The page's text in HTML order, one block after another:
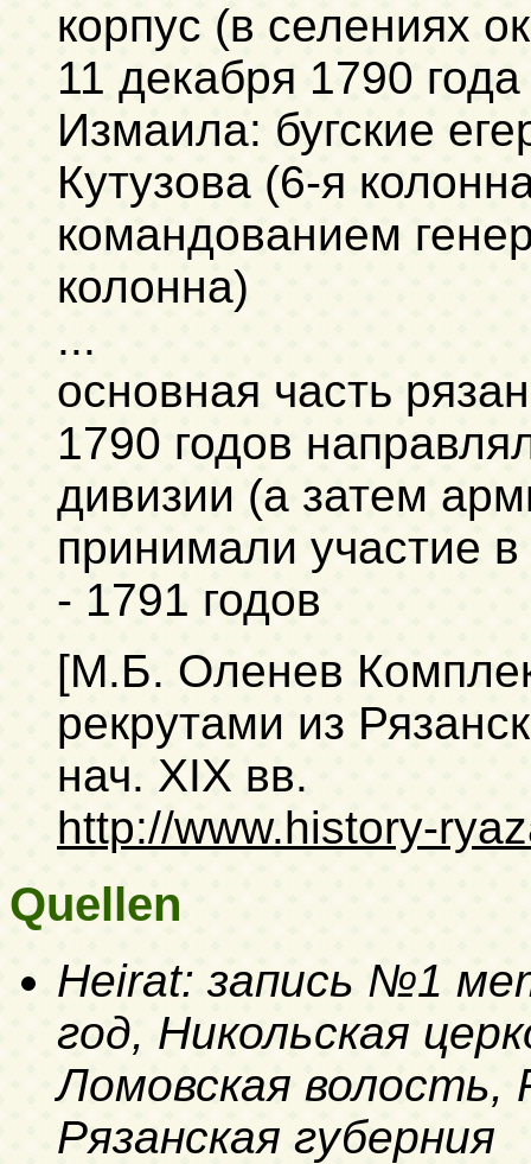
корпус (в селениях
11 декабря 1790
Измаила: бугские
Кутузова (6-я
командованием
колонна)
...
основная часть
1790 годов
дивизии (а затем
принимали участие
- 1791 годов
[М.Б. Оленев
рекрутами из
нач. XIX вв.
http://www.history-
Quellen
Heirat: запись №1
год, Никольская
Ломовская волость,
Рязанская губерния